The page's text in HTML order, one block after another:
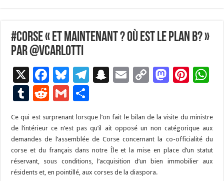
#Corse « Et maintenant ? où est le plan B? »
par @VCarlotti
X
F
ac
e
b
o
o
k
Bl
u
es
ky
T
gr
a
m
S
p
c
h
at
E
l
C
y
Li
n
k
M
d
o
n
Pi
es
t
p
p
T
m
bl
r
R
d
di
t
G
m
ai
l
ar
ta
g
er
Ce qui est surprenant lorsque l’on fait le bilan de la visite du ministre
de l’intérieur ce n’est pas qu’il ait opposé un non catégorique aux
demandes de l’assemblée de Corse concernant la co-officialité du
corse et du français dans notre Île et la mise en place d’un statut
réservant, sous conditions, l’acquisition d’un bien immobilier aux
résidents et, en pointillé, aux corses de la diaspora.